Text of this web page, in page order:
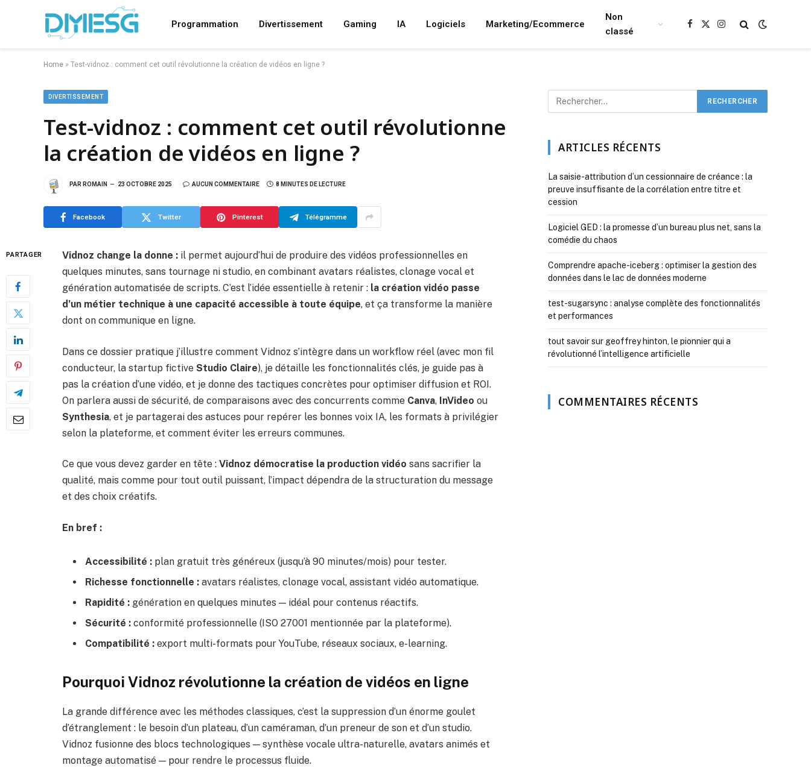
Programmation Divertissement Gaming IA Logiciels Marketing/Ecommerce
Non
classé
Facebook
X
Instagram
Home » Test-vidnoz : comment cet outil révolutionne la création de vidéos en ligne ?
DIVERTISSEMENT
Test-vidnoz : comment cet outil révolutionne
la création de vidéos en ligne ?
PAR ROMAIN 23 OCTOBRE 2025 AUCUN COMMENTAIRE 8 MINUTES DE LECTURE
Facebook Twitter Pinterest Télégramme
PARTAGER Vidnoz change la donne : il permet aujourd’hui de produire des vidéos professionnelles en
quelques minutes, sans tournage ni studio, en combinant avatars réalistes, clonage vocal et
génération automatisée de scripts. C’est l’idée essentielle à retenir : la création vidéo passe
d’un métier technique à une capacité accessible à toute équipe, et ça transforme la manière
dont on communique en ligne.
Dans ce dossier pratique j’illustre comment Vidnoz s’intègre dans un workflow réel (avec mon fil
conducteur, la startup fictive Studio Claire), je détaille les fonctionnalités clés, je guide pas à
pas la création d’une vidéo, et je donne des tactiques concrètes pour optimiser diffusion et ROI.
On parlera aussi de sécurité, de comparaisons avec des concurrents comme Canva, InVideo ou
Synthesia, et je partagerai des astuces pour repérer les bonnes voix IA, les formats à privilégier
selon la plateforme, et comment éviter les erreurs communes.
Ce que vous devez garder en tête : Vidnoz démocratise la production vidéo sans sacrifier la
qualité, mais comme pour tout outil puissant, l’impact dépendra de la structuration du message
et des choix créatifs.
En bref :
Accessibilité : plan gratuit très généreux (jusqu’à 90 minutes/mois) pour tester.
Richesse fonctionnelle : avatars réalistes, clonage vocal, assistant vidéo automatique.
Rapidité : génération en quelques minutes — idéal pour contenus réactifs.
Sécurité : conformité professionnelle (ISO 27001 mentionnée par la plateforme).
Compatibilité : export multi-formats pour YouTube, réseaux sociaux, e-learning.
Pourquoi Vidnoz révolutionne la création de vidéos en ligne
La grande différence avec les méthodes classiques, c’est la suppression d’un énorme goulet
d’étranglement : le besoin d’un plateau, d’un caméraman, d’un preneur de son et d’un studio.
Vidnoz fusionne des blocs technologiques — synthèse vocale ultra-naturelle, avatars animés et
montage automatisé — pour rendre le processus fluide.
ARTICLES RÉCENTS
La saisie-attribution d’un cessionnaire de créance : la
preuve insuffisante de la corrélation entre titre et
cession
Logiciel GED : la promesse d’un bureau plus net, sans la
comédie du chaos
Comprendre apache-iceberg : optimiser la gestion des
données dans le lac de données moderne
test-sugarsync : analyse complète des fonctionnalités
et performances
tout savoir sur geoffrey hinton, le pionnier qui a
révolutionné l’intelligence artificielle
COMMENTAIRES RÉCENTS